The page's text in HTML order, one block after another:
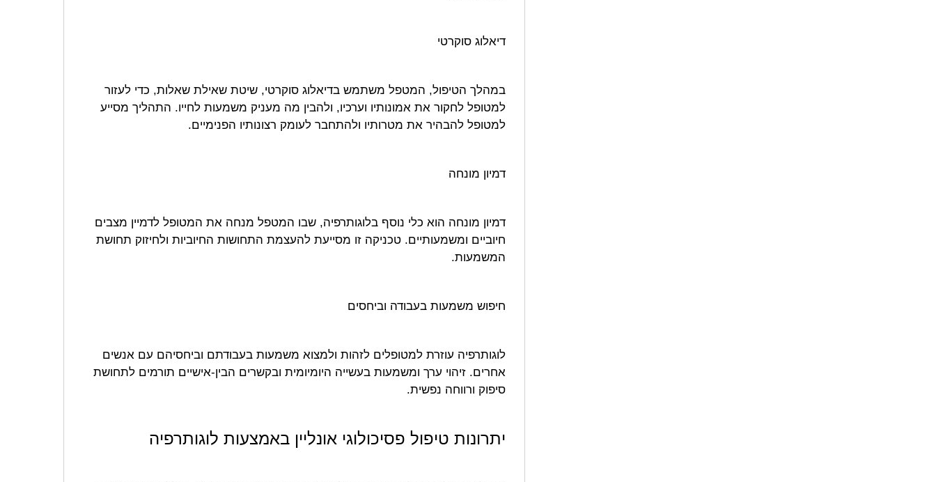
דיאלוג סוקרטי
במהלך הטיפול, המטפל משתמש בדיאלוג סוקרטי, שיטת שאילת שאלות, כדי לעזור
למטופל לחקור את אמונותיו וערכיו, ולהבין מה מעניק משמעות לחייו. התהליך מסייע
למטופל להבהיר את מטרותיו ולהתחבר לעומק רצונותיו הפנימיים.
דמיון מונחה
דמיון מונחה הוא כלי נוסף בלוגותרפיה, שבו המטפל מנחה את המטופל לדמיין מצבים
חיוביים ומשמעותיים. טכניקה זו מסייעת להעצמת התחושות החיוביות ולחיזוק תחושת
המשמעות.
חיפוש משמעות בעבודה וביחסים
לוגותרפיה עוזרת למטופלים לזהות ולמצוא משמעות בעבודתם וביחסיהם עם אנשים
אחרים. זיהוי ערך ומשמעות בעשייה היומיומית ובקשרים הבין-אישיים תורמים לתחושת
סיפוק ורווחה נפשית.
יתרונות טיפול פסיכולוגי אונליין באמצעות לוגותרפיה